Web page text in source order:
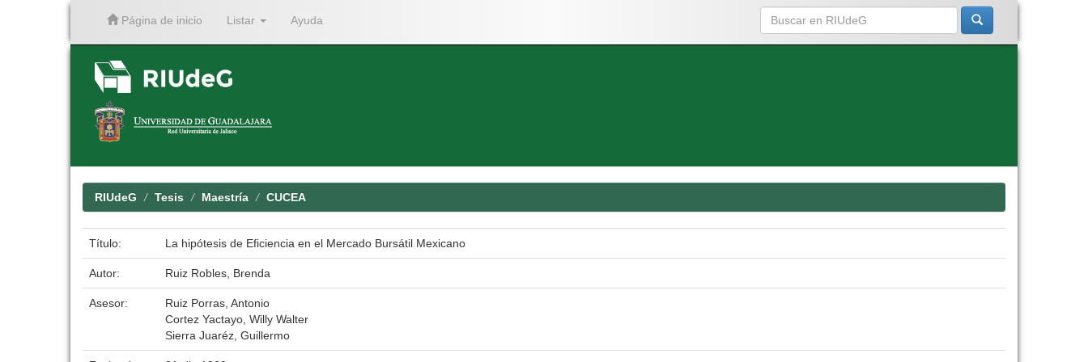
Página de inicio Listar Ayuda
RIUdeG Tesis Maestría CUCEA
Título: La hipótesis de Eficiencia en el Mercado Bursátil Mexicano
Autor: Ruiz Robles, Brenda
Asesor:
Ruiz Porras, Antonio
Cortez Yactayo, Willy Walter
Sierra Juaréz, Guillermo